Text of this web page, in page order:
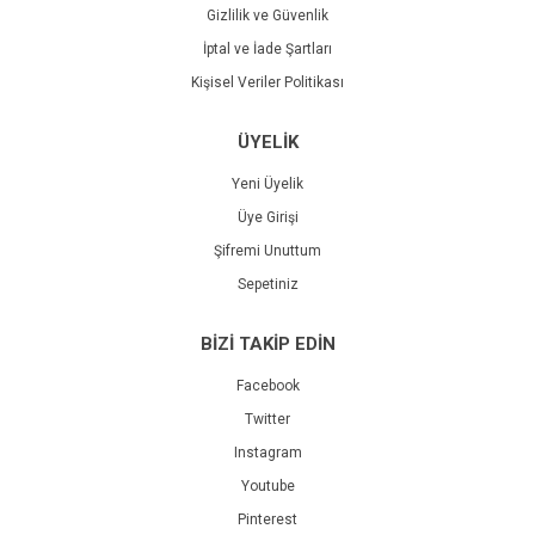
Gizlilik ve Güvenlik
İptal ve İade Şartları
Kişisel Veriler Politikası
ÜYELİK
Yeni Üyelik
Üye Girişi
Şifremi Unuttum
Sepetiniz
BİZİ TAKİP EDİN
Facebook
Twitter
Instagram
Youtube
Pinterest